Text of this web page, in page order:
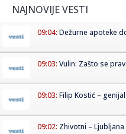
NAJNOVIJE VESTI
09:04: Dežurne apoteke
09:03: Vulin: Zašto se
09:03: Filip Kostić –
09:02: Zhivotni – Ljubljana